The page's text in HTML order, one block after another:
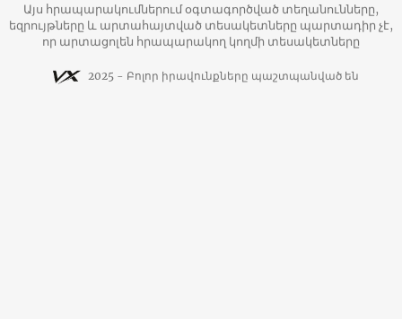
Այս հրապարակումներում օգտագործված տեղանունները,
եզրույթները և արտահայտված տեսակետները պարտադիր չէ,
որ արտացոլեն հրապարակող կողմի տեսակետները
2025 - Բոլոր իրավունքները պաշտպանված են